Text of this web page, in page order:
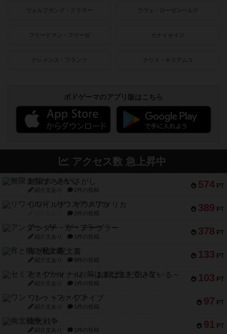
ヴォルフガング・クラマー ウヴェ・ローゼンベルク
フリードマン・フリーゼ カナイセイジ
クレメンス・フランツ クリス・キリアムス
ボドゲーマのアプリ版はこちら
アクセス数 急上昇中
574 PT
無限まちがいさがし
紹介文あり 2件の投稿
389 PT
リワイルド：サウスアメリカ
2件の投稿
378 PT
アンダー・ザ・テーブラー
紹介文あり 1件の投稿
133 PT
宵と暁の呪文書
紹介文あり 8件の投稿
103 PT
セミファイナル ～お前はまだ生きている～
紹介文あり 1件の投稿
97 PT
ワン・トゥ・ファイブ
紹介文あり 1件の投稿
91 PT
南北戦争
紹介文あり 1件の投稿